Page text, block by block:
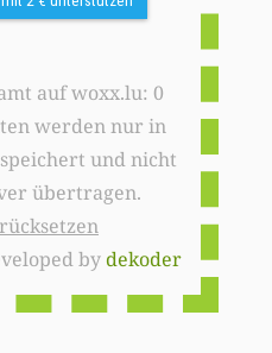
auf woxx.lu: 0
werden nur in
und nicht
übertragen.
bydekoder